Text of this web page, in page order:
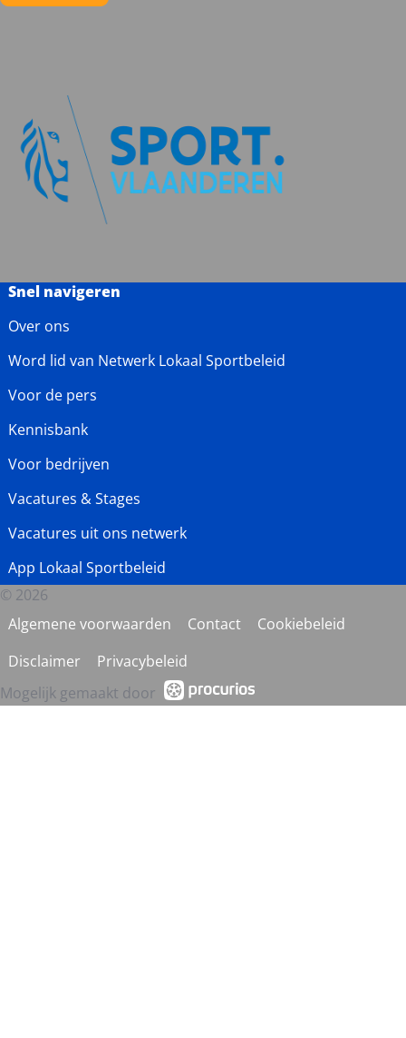
Snel navigeren
Over ons
Word lid van Netwerk Lokaal Sportbeleid
Voor de pers
Kennisbank
Voor bedrijven
Vacatures & Stages
Vacatures uit ons netwerk
App Lokaal Sportbeleid
© 2026
Algemene voorwaarden
Contact
Cookiebeleid
Disclaimer
Privacybeleid
Mogelijk gemaakt door